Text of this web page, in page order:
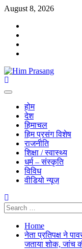
August 8, 2026
होम
देश
हिमाचल
हिम प्रसंग विशेष
राजनीति
शिक्षा / स्वास्थ्य
धर्म – संस्कृति
विविध
वीडियो न्यूज़
Home
नेता प्रतिपक्ष ने
जताया शोक, जांच